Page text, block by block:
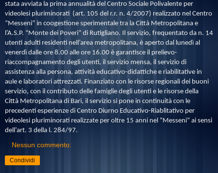
stata avviata la prima annualità del Centro Sociale Polivalente per
videolesi pluriminorati (art. 105 del r.r. n. 4/2007) realizzato nel Centro
“Messeni” in coogestione sperimentale tra la Città Metropolitana e
l’A.S.P. “Monte dei Poveri” di Rutigliano. Il servizio, frequentato da n. 14
utenti adulti residenti nell’area metropolitana, è aperto dal lunedì al
venerdì dalle ore 8.00 alle ore 16.00 è garantisce il prelievo-
riaccompagnamento degli utenti, il servizio mensa, il servizio di
assistenza alla persona, attività educativo-didattiche e riabilitative in
aule e laboratori attrezzati. Finanziato con le risorse regionali dei buoni
servizio, con il contributo delle famiglie degli utenti e le risorse della
Città Metropolitana di Bari, il servizio si pone in continuità con le
precedenti esperienze di Centro Diurno Educativo-Riablitativo per
videolesi pluriminorati realizzate per oltre 15 anni nel “Messeni” ai sensi
dell’art. 3 della l. 284/97.
Nessun commento:
Condividi